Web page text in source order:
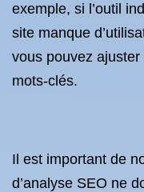
exemple, si l’outil
site manque
vous pouvez
mots-clés.
Il est important de
d’analyse SEO ne